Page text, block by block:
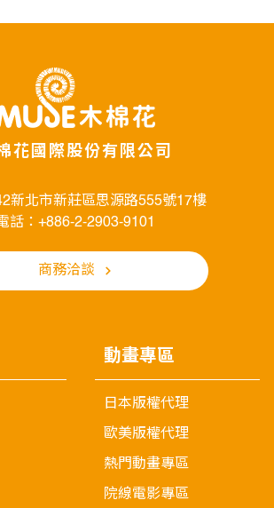
花國際股份有限公司
新北市新莊區思源路555號17樓
話：+886-2-2903-9101
商務洽談
動畫專區
日本版權代理
歐美版權代理
熱門動畫專區
院線電影專區